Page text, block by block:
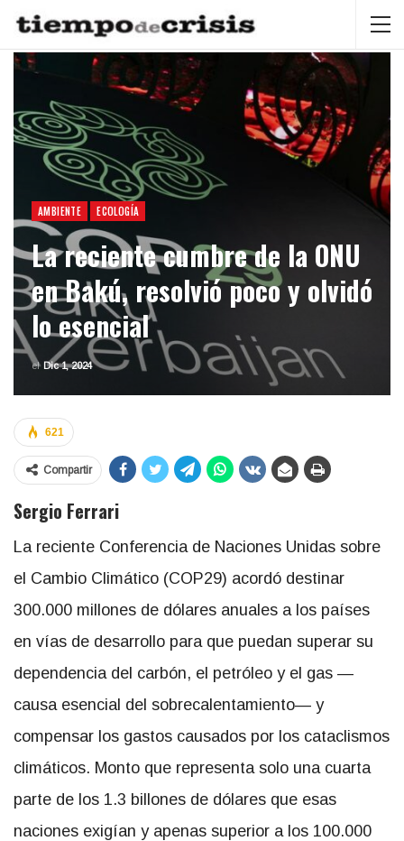
AMBIENTE ECOLOGÍA
La reciente cumbre de la ONU
en Bakú, resolvió poco y olvidó
lo esencial
el Dic 1, 2024
621
Compartir
Sergio Ferrari
La reciente Conferencia de Naciones Unidas sobre
el Cambio Climático (COP29) acordó destinar
300.000 millones de dólares anuales a los países
en vías de desarrollo para que puedan superar su
dependencia del carbón, el petróleo y el gas —
causa esencial del sobrecalentamiento— y
compensar los gastos causados por los cataclismos
climáticos. Monto que representa solo una cuarta
parte de los 1.3 billones de dólares que esas
naciones exigían y apenas superior a los 100.000